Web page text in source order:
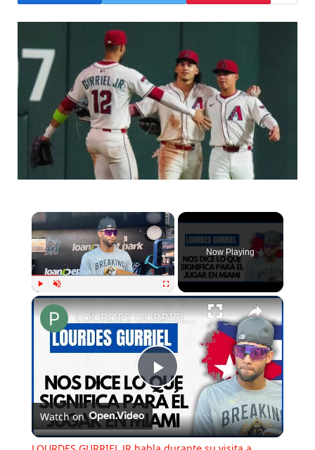
Play Unmute Fullscreen
Now Playing
Play
Video
LOURDES GURRIEL JR habla durante su visita a MIAMI
Watch on